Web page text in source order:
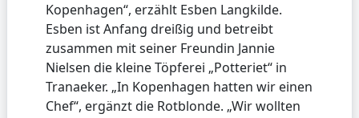
Kopenhagen“, erzählt Esben Langkilde.
Esben ist Anfang dreißig und betreibt
zusammen mit seiner Freundin Jannie
Nielsen die kleine Töpferei „Potteriet“ in
Tranaeker. „In Kopenhagen hatten wir einen
Chef“, ergänzt die Rotblonde. „Wir wollten